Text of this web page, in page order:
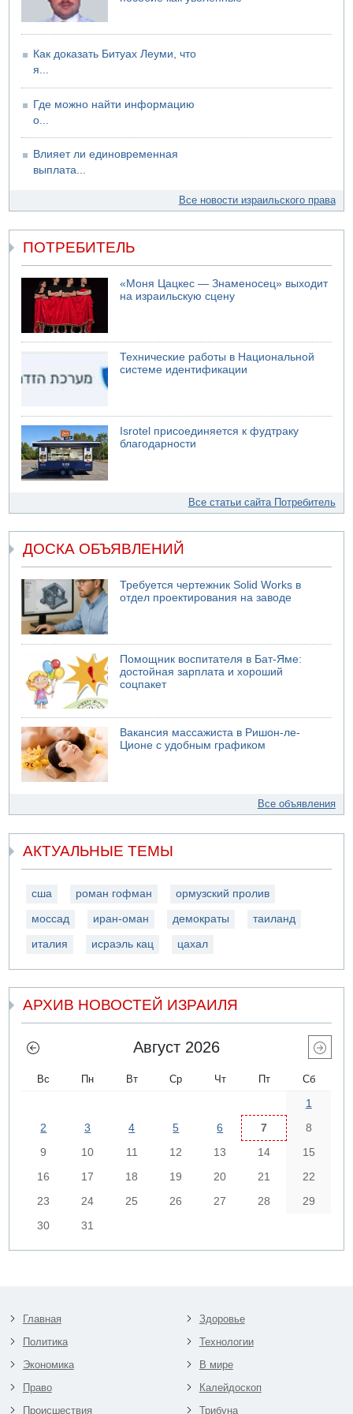
Как доказать Битуах Леуми, что
я...
Где можно найти информацию
о...
Влияет ли единовременная
выплата...
Все новости израильского права
ПОТРЕБИТЕЛЬ
«Моня Цацкес — Знаменосец» выходит
на израильскую сцену
Технические работы в Национальной
системе идентификации
Isrotel присоединяется к фудтраку
благодарности
Все статьи сайта Потребитель
ДОСКА ОБЪЯВЛЕНИЙ
Требуется чертежник Solid Works в
отдел проектирования на заводе
Помощник воспитателя в Бат-Яме:
достойная зарплата и хороший
соцпакет
Вакансия массажиста в Ришон-ле-
Ционе с удобным графиком
Все объявления
АКТУАЛЬНЫЕ ТЕМЫ
сша роман гофман ормузский пролив
моссад иран-оман демократы таиланд
италия исраэль кац цахал
АРХИВ НОВОСТЕЙ ИЗРАИЛЯ
Август 2026
Вс Пн Вт Ср Чт Пт Сб
1
2
3 4 5 6 7
8
9
10 11 12 13 14
15
16
17 18 19 20 21
22
23
24 25 26 27 28
29
30
31
Главная
Политика
Экономика
Право
Происшествия
Здоровье
Технологии
В мире
Калейдоскоп
Трибуна